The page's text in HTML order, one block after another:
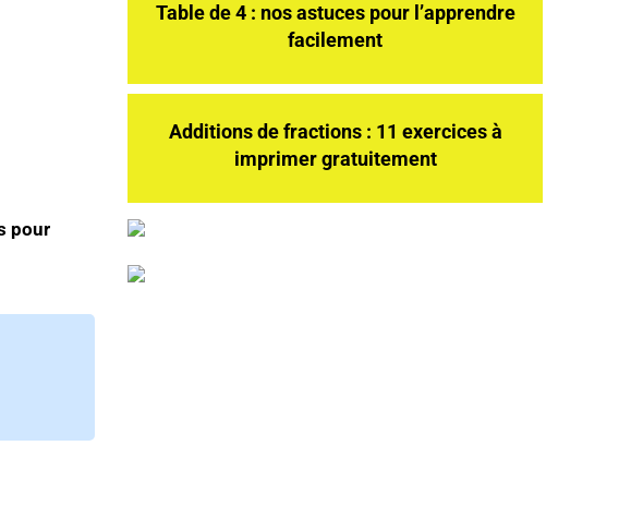
pour
Table de 4 : nos astuces pour l’apprendre
facilement
Additions de fractions : 11 exercices à
imprimer gratuitement